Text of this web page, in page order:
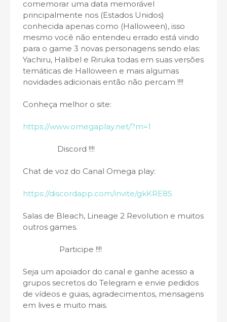
comemorar uma data memorável
principalmente nos (Estados Unidos)
conhecida apenas como (Halloween), isso
mesmo você não entendeu errado está vindo
para o game 3 novas personagens sendo elas:
Yachiru, Halibel e Riruka todas em suas versões
temáticas de Halloween e mais algumas
novidades adicionais então não percam !!!!
Conheça melhor o site:
https://www.omegaplay.net/?m=1
Discord !!!!
Chat de voz do Canal Omega play:
https://discordapp.com/invite/gkKRE8S
Salas de Bleach, Lineage 2 Revolution e muitos
outros games.
Participe !!!!
Seja um apoiador do canal e ganhe acesso a
grupos secretos do Telegram e envie pedidos
de vídeos e guias, agradecimentos, mensagens
em lives e muito mais.